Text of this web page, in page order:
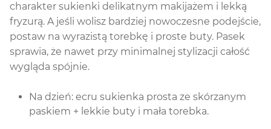
charakter sukienki delikatnym makijażem i lekką
fryzurą. A jeśli wolisz bardziej nowoczesne podejście,
postaw na wyrazistą torebkę i proste buty. Pasek
sprawia, że nawet przy minimalnej stylizacji całość
wygląda spójnie.
Na dzień: ecru sukienka prosta ze skórzanym
paskiem + lekkie buty i mała torebka.